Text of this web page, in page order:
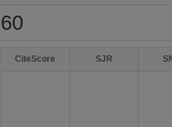
60
CiteScore SJR